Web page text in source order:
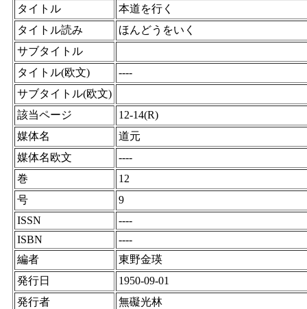
タイトル
本道を行く
タイトル読み
ほんどうをいく
サブタイトル
タイトル(欧文)
----
サブタイトル(欧文)
該当ページ
12-14(R)
媒体名
道元
媒体名欧文
----
巻
12
号
9
ISSN
----
ISBN
----
編者
東野金瑛
発行日
1950-09-01
発行者
無礙光林